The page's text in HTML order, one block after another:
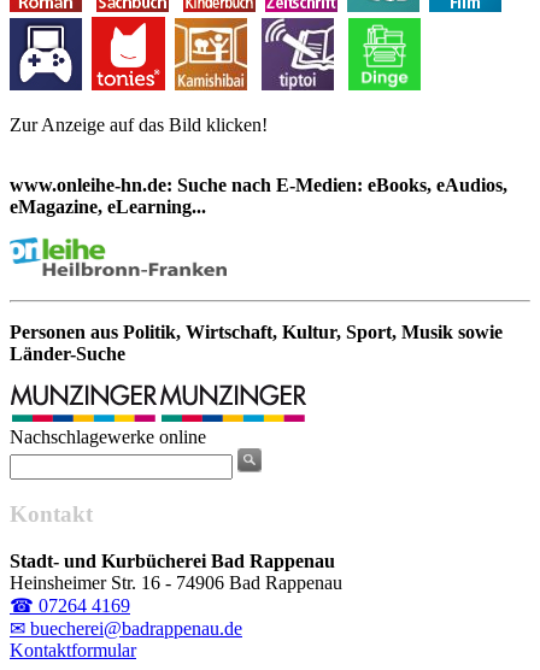
Zur Anzeige auf das Bild klicken!
www.onleihe-hn.de: Suche nach E-Medien: eBooks, eAudios,
eMagazine, eLearning...
Personen aus Politik, Wirtschaft, Kultur, Sport, Musik sowie
Länder-Suche
Nachschlagewerke online
Kontakt
Stadt- und Kurbücherei Bad Rappenau
Heinsheimer Str. 16 - 74906 Bad Rappenau
☎ 07264 4169
✉ buecherei@badrappenau.de
Kontaktformular